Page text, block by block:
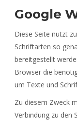
Google
Diese Seite nutzt
Schriftarten so
bereitgestellt
Browser die
um Texte und
Zu diesem Zweck
Verbindung zu den